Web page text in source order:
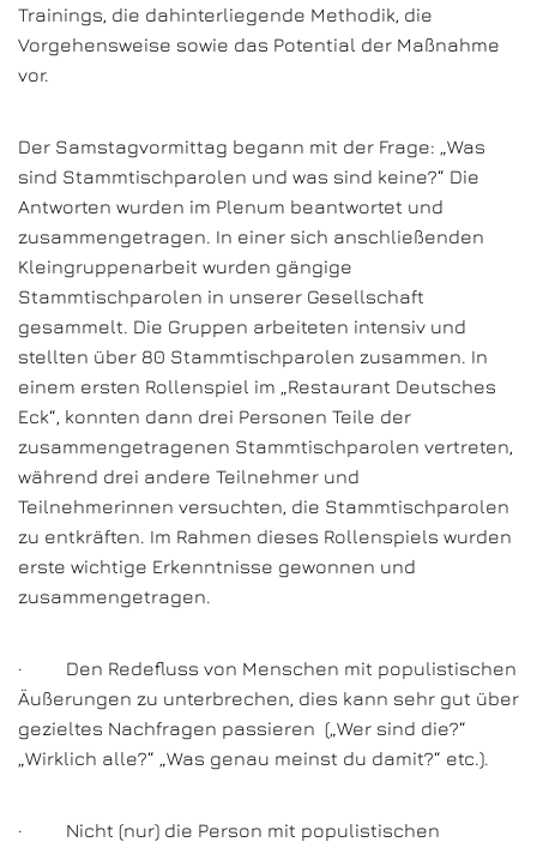
Trainings, die dahinterliegende Methodik, die
Vorgehensweise sowie das Potential der Maßnahme
vor.
Der Samstagvormittag begann mit der Frage: „Was
sind Stammtischparolen und was sind keine?“ Die
Antworten wurden im Plenum beantwortet und
zusammengetragen. In einer sich anschließenden
Kleingruppenarbeit wurden gängige
Stammtischparolen in unserer Gesellschaft
gesammelt. Die Gruppen arbeiteten intensiv und
stellten über 80 Stammtischparolen zusammen. In
einem ersten Rollenspiel im „Restaurant Deutsches
Eck“, konnten dann drei Personen Teile der
zusammengetragenen Stammtischparolen vertreten,
während drei andere Teilnehmer und
Teilnehmerinnen versuchten, die Stammtischparolen
zu entkräften. Im Rahmen dieses Rollenspiels wurden
erste wichtige Erkenntnisse gewonnen und
zusammengetragen.
· Den Redefluss von Menschen mit populistischen
Äußerungen zu unterbrechen, dies kann sehr gut über
gezieltes Nachfragen passieren („Wer sind die?“
„Wirklich alle?“ „Was genau meinst du damit?“ etc.).
· Nicht (nur) die Person mit populistischen